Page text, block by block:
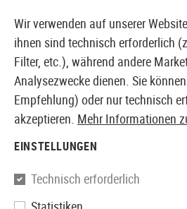
EUROPÄISCHER AIRSOFT
KPP
Wir verwenden auf unserer
ihnen sind technisch erforderlich
Filter, etc.), während andere
Analysezwecke dienen. Sie
Empfehlung) oder nur technisch
akzeptieren. Mehr Informationen
EINSTELLUNGEN
Technisch erforderlich